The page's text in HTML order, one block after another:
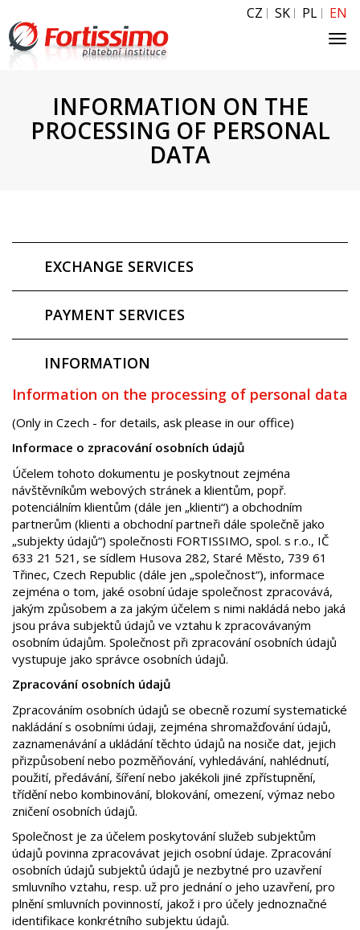
CZ SK PL EN
INFORMATION ON THE
PROCESSING OF PERSONAL
DATA
EXCHANGE SERVICES
PAYMENT SERVICES
INFORMATION
Information on the processing of personal data
(Only in Czech - for details, ask please in our office)
Informace o zpracování osobních údajů
Účelem tohoto dokumentu je poskytnout zejména
návštěvníkům webových stránek a klientům, popř.
potenciálním klientům (dále jen „klienti“) a obchodním
partnerům (klienti a obchodní partneři dále společně jako
„subjekty údajů“) společnosti FORTISSIMO, spol. s r.o., IČ
633 21 521, se sídlem Husova 282, Staré Město, 739 61
Třinec, Czech Republic (dále jen „společnost“), informace
zejména o tom, jaké osobní údaje společnost zpracovává,
jakým způsobem a za jakým účelem s nimi nakládá nebo jaká
jsou práva subjektů údajů ve vztahu k zpracovávaným
osobním údajům. Společnost při zpracování osobních údajů
vystupuje jako správce osobních údajů.
Zpracování osobních údajů
Zpracováním osobních údajů se obecně rozumí systematické
nakládání s osobními údaji, zejména shromažďování údajů,
zaznamenávání a ukládání těchto údajů na nosiče dat, jejich
přizpůsobení nebo pozměňování, vyhledávání, nahlédnutí,
použití, předávání, šíření nebo jakékoli jiné zpřístupnění,
třídění nebo kombinování, blokování, omezení, výmaz nebo
zničení osobních údajů.
Společnost je za účelem poskytování služeb subjektům
údajů povinna zpracovávat jejich osobní údaje. Zpracování
osobních údajů subjektů údajů je nezbytné pro uzavření
smluvního vztahu, resp. už pro jednání o jeho uzavření, pro
plnění smluvních povinností, jakož i pro účely jednoznačné
identifikace konkrétního subjektu údajů.